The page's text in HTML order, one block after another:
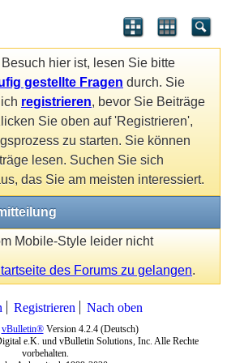
hier ist, lesen Sie bitte
gestellte Fragen durch. Sie
registrieren, bevor Sie Beiträge
Sie oben auf 'Registrieren',
zu starten. Sie können
lesen. Suchen Sie sich
das Sie am meisten interessiert.
Mobile-Style leider nicht
des Forums zu gelangen.
Registrieren Nach oben
vBulletin®Version 4.2.4 (Deutsch)
e.K. und vBulletin Solutions, Inc. Alle Rechte
vorbehalten.